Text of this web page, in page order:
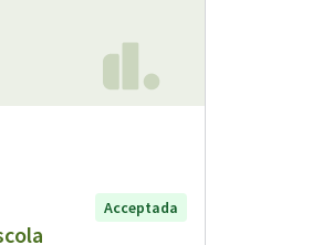
Acceptada